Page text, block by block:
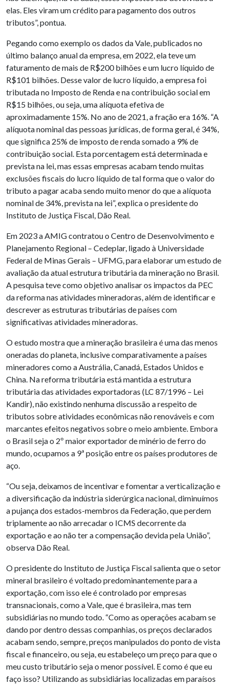
elas. Eles viram um crédito para pagamento dos outros
tributos”, pontua.
Pegando como exemplo os dados da Vale, publicados no
último balanço anual da empresa, em 2022, ela teve um
faturamento de mais de R$200 bilhões e um lucro líquido de
R$101 bilhões. Desse valor de lucro líquido, a empresa foi
tributada no Imposto de Renda e na contribuição social em
R$15 bilhões, ou seja, uma alíquota efetiva de
aproximadamente 15%. No ano de 2021, a fração era 16%. “A
alíquota nominal das pessoas jurídicas, de forma geral, é 34%,
que significa 25% de imposto de renda somado a 9% de
contribuição social. Esta porcentagem está determinada e
prevista na lei, mas essas empresas acabam tendo muitas
exclusões fiscais do lucro líquido de tal forma que o valor do
tributo a pagar acaba sendo muito menor do que a alíquota
nominal de 34%, prevista na lei”, explica o presidente do
Instituto de Justiça Fiscal, Dão Real.
Em 2023 a AMIG contratou o Centro de Desenvolvimento e
Planejamento Regional – Cedeplar, ligado à Universidade
Federal de Minas Gerais – UFMG, para elaborar um estudo de
avaliação da atual estrutura tributária da mineração no Brasil.
A pesquisa teve como objetivo analisar os impactos da PEC
da reforma nas atividades mineradoras, além de identificar e
descrever as estruturas tributárias de países com
significativas atividades mineradoras.
O estudo mostra que a mineração brasileira é uma das menos
oneradas do planeta, inclusive comparativamente a países
mineradores como a Austrália, Canadá, Estados Unidos e
China. Na reforma tributária está mantida a estrutura
tributária das atividades exportadoras (LC 87/1996 – Lei
Kandir), não existindo nenhuma discussão a respeito de
tributos sobre atividades econômicas não renováveis e com
marcantes efeitos negativos sobre o meio ambiente. Embora
o Brasil seja o 2º maior exportador de minério de ferro do
mundo, ocupamos a 9ª posição entre os países produtores de
aço.
“Ou seja, deixamos de incentivar e fomentar a verticalização e
a diversificação da indústria siderúrgica nacional, diminuímos
a pujança dos estados-membros da Federação, que perdem
triplamente ao não arrecadar o ICMS decorrente da
exportação e ao não ter a compensação devida pela União”,
observa Dão Real.
O presidente do Instituto de Justiça Fiscal salienta que o setor
mineral brasileiro é voltado predominantemente para a
exportação, com isso ele é controlado por empresas
transnacionais, como a Vale, que é brasileira, mas tem
subsidiárias no mundo todo. “Como as operações acabam se
dando por dentro dessas companhias, os preços declarados
acabam sendo, sempre, preços manipulados do ponto de vista
fiscal e financeiro, ou seja, eu estabeleço um preço para que o
meu custo tributário seja o menor possível. E como é que eu
faço isso? Utilizando as subsidiárias localizadas em paraísos